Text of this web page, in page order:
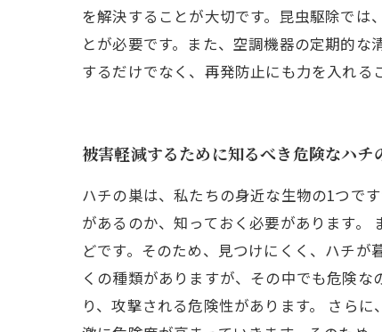
を解決することが大切です。昆虫駆除で
とが必要です。また、空調機器の定期的
するだけでなく、再発防止にも力を入れる
被害軽減するために知るべき危険なハチ
ハチの巣は、私たちの身近な生物の1つで
があるのか、知っておく必要があります
どです。そのため、見つけにくく、ハチ
くの種類がありますが、その中でも危険
り、攻撃される危険性があります。 さら